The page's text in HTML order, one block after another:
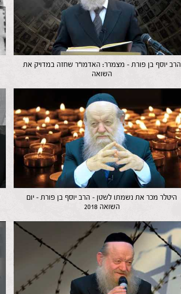
הרב יוסף בן פורת – מצמרר: האדמו"ר שחזה במדויק את
השואה
היטלר מכר את נשמתו לשטן – הרב יוסף בן פורת – יום
השואה 2018